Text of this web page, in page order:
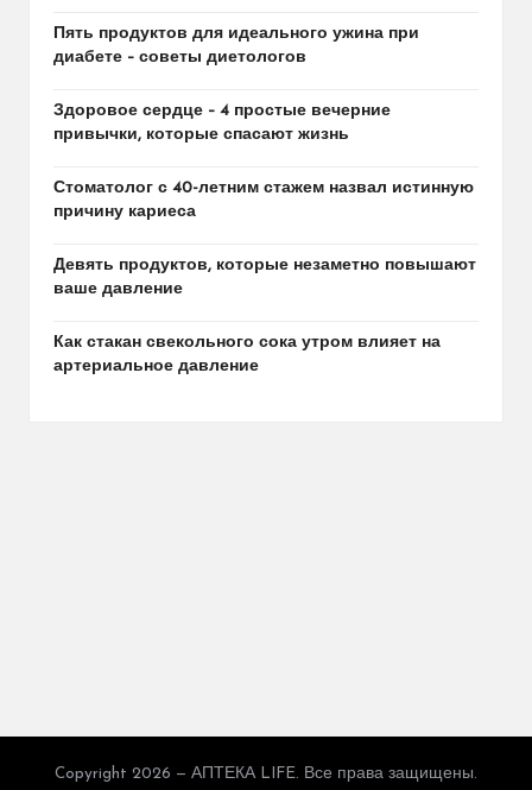
Пять продуктов для идеального ужина при
диабете – советы диетологов
Здоровое сердце – 4 простые вечерние
привычки, которые спасают жизнь
Стоматолог с 40-летним стажем назвал истинную
причину кариеса
Девять продуктов, которые незаметно повышают
ваше давление
Как стакан свекольного сока утром влияет на
артериальное давление
Copyright 2026 — АПТЕКА LIFE. Все права защищены.